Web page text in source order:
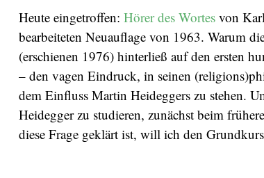
Heute eingetroffen: Hörer des Wortes von
bearbeiteten Neuauflage von 1963. Warum
(erschienen 1976) hinterließ auf den ersten
– den vagen Eindruck, in seinen
dem Einfluss Martin Heideggers zu stehen.
Heidegger zu studieren, zunächst beim
diese Frage geklärt ist, will ich den